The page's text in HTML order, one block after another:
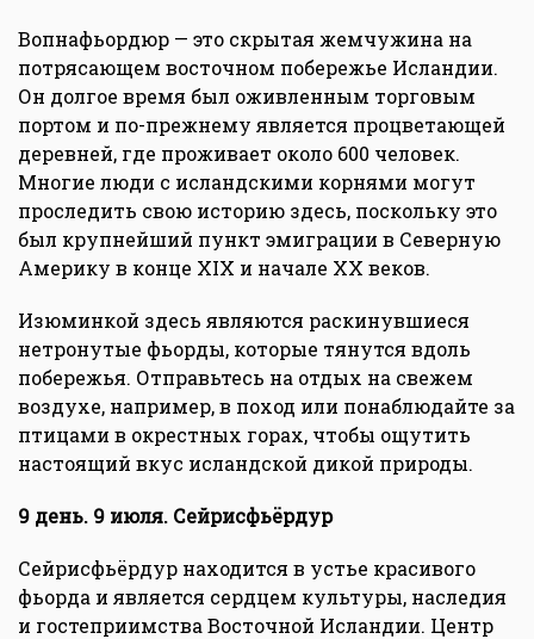
Вопнафьордюр — это скрытая жемчужина на
потрясающем восточном побережье Исландии.
Он долгое время был оживленным торговым
портом и по-прежнему является процветающей
деревней, где проживает около 600 человек.
Многие люди с исландскими корнями могут
проследить свою историю здесь, поскольку это
был крупнейший пункт эмиграции в Северную
Америку в конце XIX и начале XX веков.
Изюминкой здесь являются раскинувшиеся
нетронутые фьорды, которые тянутся вдоль
побережья. Отправьтесь на отдых на свежем
воздухе, например, в поход или понаблюдайте за
птицами в окрестных горах, чтобы ощутить
настоящий вкус исландской дикой природы.
9 день. 9 июля. Сейрисфьёрдур
Сейрисфьёрдур находится в устье красивого
фьорда и является сердцем культуры, наследия
и гостеприимства Восточной Исландии. Центр